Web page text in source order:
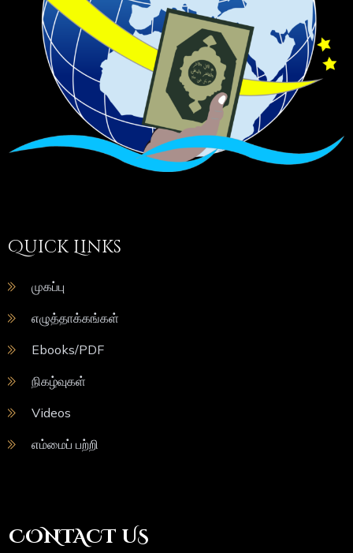
Quick Links
முகப்பு
எழுத்தாக்கங்கள்
Ebooks/PDF
நிகழ்வுகள்
Videos
எம்மைப் பற்றி
CONTACT US